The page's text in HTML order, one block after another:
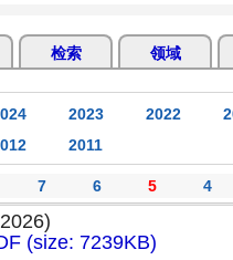
检索 领域
2023 2022
2011
7 6 5 4
(size: 7239KB)